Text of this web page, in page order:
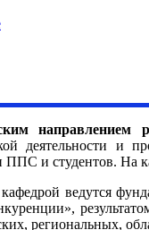
направлением
деятельности и
ППС и студентов. На
ведутся
региональных,